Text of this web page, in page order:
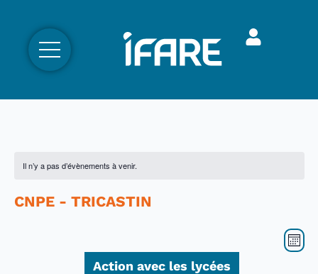
Il n’y a pas d’évènements à venir.
CNPE - TRICASTIN
par
de
Mois
Action avec les lycées